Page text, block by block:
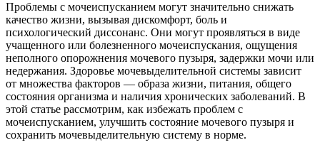
Проблемы с мочеиспусканием могут значительно снижать
качество жизни, вызывая дискомфорт, боль и
психологический диссонанс. Они могут проявляться в виде
учащенного или болезненного мочеиспускания, ощущения
неполного опорожнения мочевого пузыря, задержки мочи или
недержания. Здоровье мочевыделительной системы зависит
от множества факторов — образа жизни, питания, общего
состояния организма и наличия хронических заболеваний. В
этой статье рассмотрим, как избежать проблем с
мочеиспусканием, улучшить состояние мочевого пузыря и
сохранить мочевыделительную систему в норме.